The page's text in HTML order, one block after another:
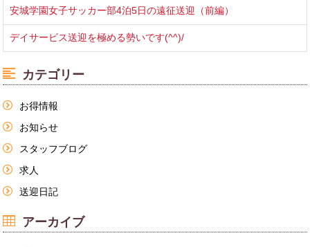
安城学園女子サッカー部4泊5日の遠征送迎（前編）
デイサービス送迎を極める勢いです(^^)/
カテゴリー
お得情報
お知らせ
スタッフブログ
求人
送迎日記
アーカイブ